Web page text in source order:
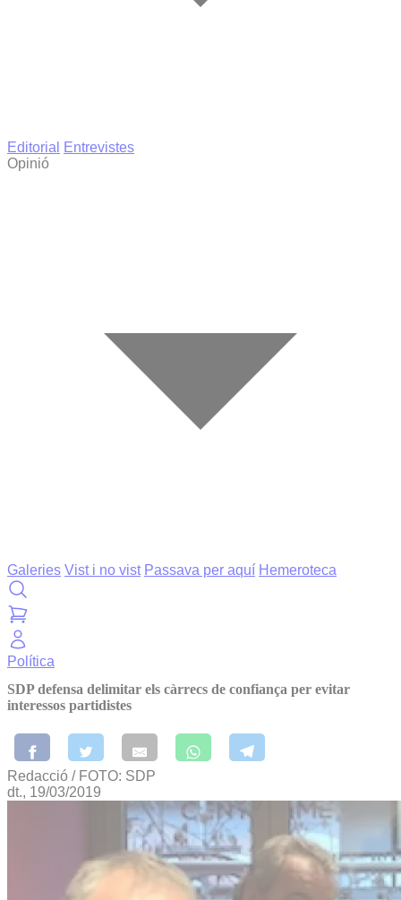
Editorial
Entrevistes
Opinió
Galeries Vist i no vist Passava per aquí Hemeroteca
Política
SDP defensa delimitar els càrrecs de confiança per evitar
interessos partidistes
Redacció / FOTO: SDP
dt., 19/03/2019